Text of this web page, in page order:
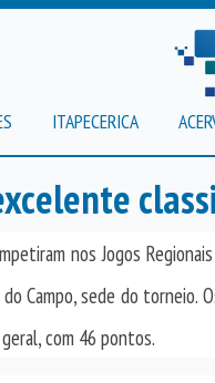
ITAPECERICA
nos Jogos
Campo, sede do torneio.
com 46 pontos.